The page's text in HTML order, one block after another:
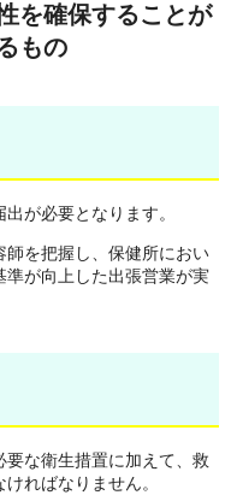
を確保することが
もの
出が必要となります。
を把握し、保健所におい
準が向上した出張営業が実
な衛生措置に加えて、救
ればなりません。